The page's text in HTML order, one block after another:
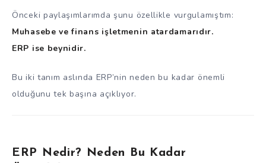
Önceki paylaşımlarımda şunu özellikle vurgulamıştım:
Muhasebe ve finans işletmenin atardamarıdır.
ERP ise beynidir.
Bu iki tanım aslında ERP’nin neden bu kadar önemli
olduğunu tek başına açıklıyor.
ERP Nedir? Neden Bu Kadar